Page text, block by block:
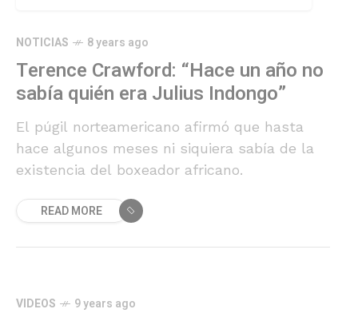
NOTICIAS 8 years ago
Terence Crawford: “Hace un año no
sabía quién era Julius Indongo”
El púgil norteamericano afirmó que hasta
hace algunos meses ni siquiera sabía de la
existencia del boxeador africano.
READ MORE
VIDEOS 9 years ago